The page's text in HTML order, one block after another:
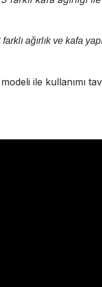
ağırlık ve kafa
ile kullanımı